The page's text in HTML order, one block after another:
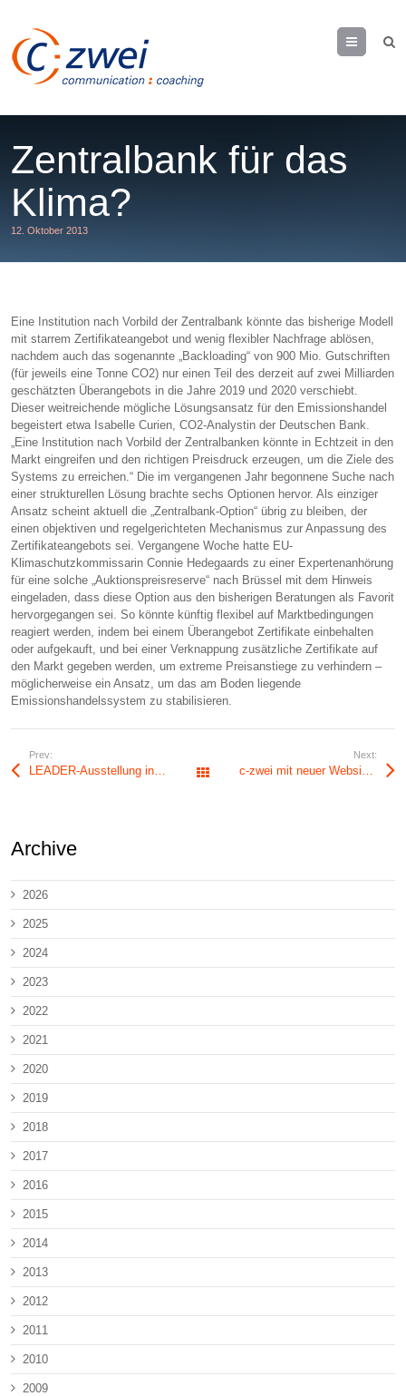
Menu
Zentralbank für das
Klima?
12. Oktober 2013
Eine Institution nach Vorbild der Zentralbank könnte das bisherige Modell
mit starrem Zertifikateangebot und wenig flexibler Nachfrage ablösen,
nachdem auch das sogenannte „Backloading“ von 900 Mio. Gutschriften
(für jeweils eine Tonne CO2) nur einen Teil des derzeit auf zwei Milliarden
geschätzten Überangebots in die Jahre 2019 und 2020 verschiebt.
Dieser weitreichende mögliche Lösungsansatz für den Emissionshandel
begeistert etwa Isabelle Curien, CO2-Analystin der Deutschen Bank.
„Eine Institution nach Vorbild der Zentralbanken könnte in Echtzeit in den
Markt eingreifen und den richtigen Preisdruck erzeugen, um die Ziele des
Systems zu erreichen.“ Die im vergangenen Jahr begonnene Suche nach
einer strukturellen Lösung brachte sechs Optionen hervor. Als einziger
Ansatz scheint aktuell die „Zentralbank-Option“ übrig zu bleiben, der
einen objektiven und regelgerichteten Mechanismus zur Anpassung des
Zertifikateangebots sei. Vergangene Woche hatte EU-
Klimaschutzkommissarin Connie Hedegaards zu einer Expertenanhörung
für eine solche „Auktionspreisreserve“ nach Brüssel mit dem Hinweis
eingeladen, dass diese Option aus den bisherigen Beratungen als Favorit
hervorgegangen sei. So könnte künftig flexibel auf Marktbedingungen
reagiert werden, indem bei einem Überangebot Zertifikate einbehalten
oder aufgekauft, und bei einer Verknappung zusätzliche Zertifikate auf
den Markt gegeben werden, um extreme Preisanstiege zu verhindern –
möglicherweise ein Ansatz, um das am Boden liegende
Emissionshandelssystem zu stabilisieren.
Prev:
LEADER-Ausstellung in Luckenwalde eröffnet Alle Beiträge
Next:
Archive
2026
2025
2024
2023
2022
2021
2020
2019
2018
2017
2016
2015
2014
2013
2012
2011
2010
2009